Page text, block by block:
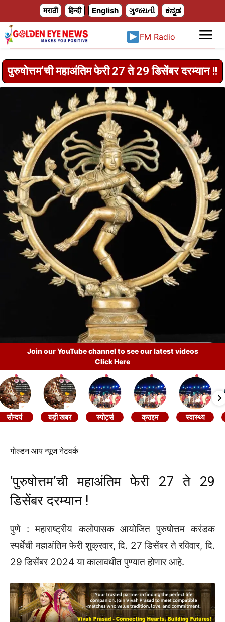
मराठी हिन्दी English ગુજરાતી ಕನ್ನಡ
FM Radio
पुरुषोत्तम‌’ची महाअंतिम फेरी 27 ते 29 डिसेंबर दरम्यान !!
Join our YouTube channel to see our latest videos
Click Here
सौन्दर्य बड़ी खबर स्पोर्ट्स क्राइम स्वास्थ्य
‌गोल्डन आय न्यूज नेटवर्क
‘पुरुषोत्तम‌’ची महाअंतिम फेरी 27 ते 29
डिसेंबर दरम्यान !
पुणे : महाराष्ट्रीय कलोपासक आयोजित पुरुषोत्तम करंडक
स्पर्धेची महाअंतिम फेरी शुक्रवार, दि. 27 डिसेंबर ते रविवार, दि.
29 डिसेंबर 2024 या कालावधीत पुण्यात होणार आहे.